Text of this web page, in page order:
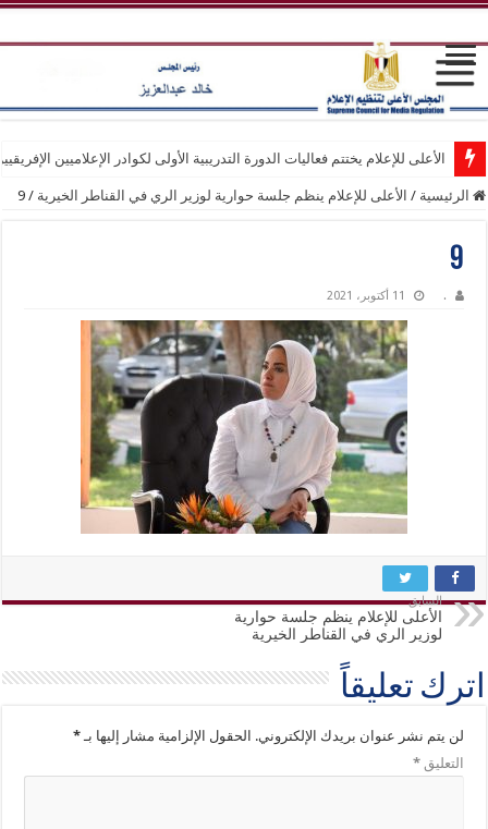
الأعلى للإعلام يختتم فعاليات الدورة التدريبية الأولى لكوادر الإعلاميين
الرئيسية / الأعلى للإعلام ينظم جلسة حوارية لوزير الري في القناطر الخيرية /
9
9
. 11 أكتوبر، 2021
السابق
الأعلى للإعلام ينظم جلسة حوارية
لوزير الري في القناطر الخيرية
اترك تعليقاً
لن يتم نشر عنوان بريدك الإلكتروني. الحقول الإلزامية مشار إليها بـ*
التعليق*